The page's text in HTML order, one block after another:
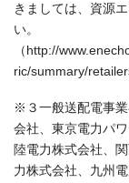
きましては、資源
い。
（http://
ric/summary/
※３一般送配電事
会社、東京電力パ
陸電力株式会社、
力株式会社、九州